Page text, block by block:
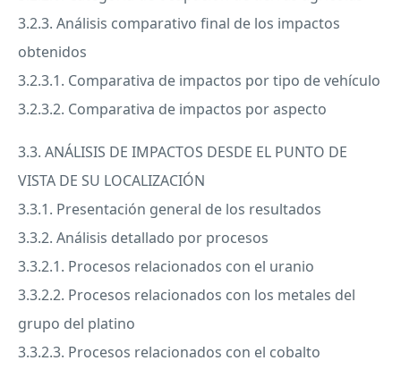
3.2.3. Análisis comparativo final de los impactos
obtenidos
3.2.3.1. Comparativa de impactos por tipo de vehículo
3.2.3.2. Comparativa de impactos por aspecto
3.3. ANÁLISIS DE IMPACTOS DESDE EL PUNTO DE
VISTA DE SU LOCALIZACIÓN
3.3.1. Presentación general de los resultados
3.3.2. Análisis detallado por procesos
3.3.2.1. Procesos relacionados con el uranio
3.3.2.2. Procesos relacionados con los metales del
grupo del platino
3.3.2.3. Procesos relacionados con el cobalto